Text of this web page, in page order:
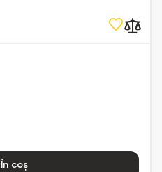
În coș